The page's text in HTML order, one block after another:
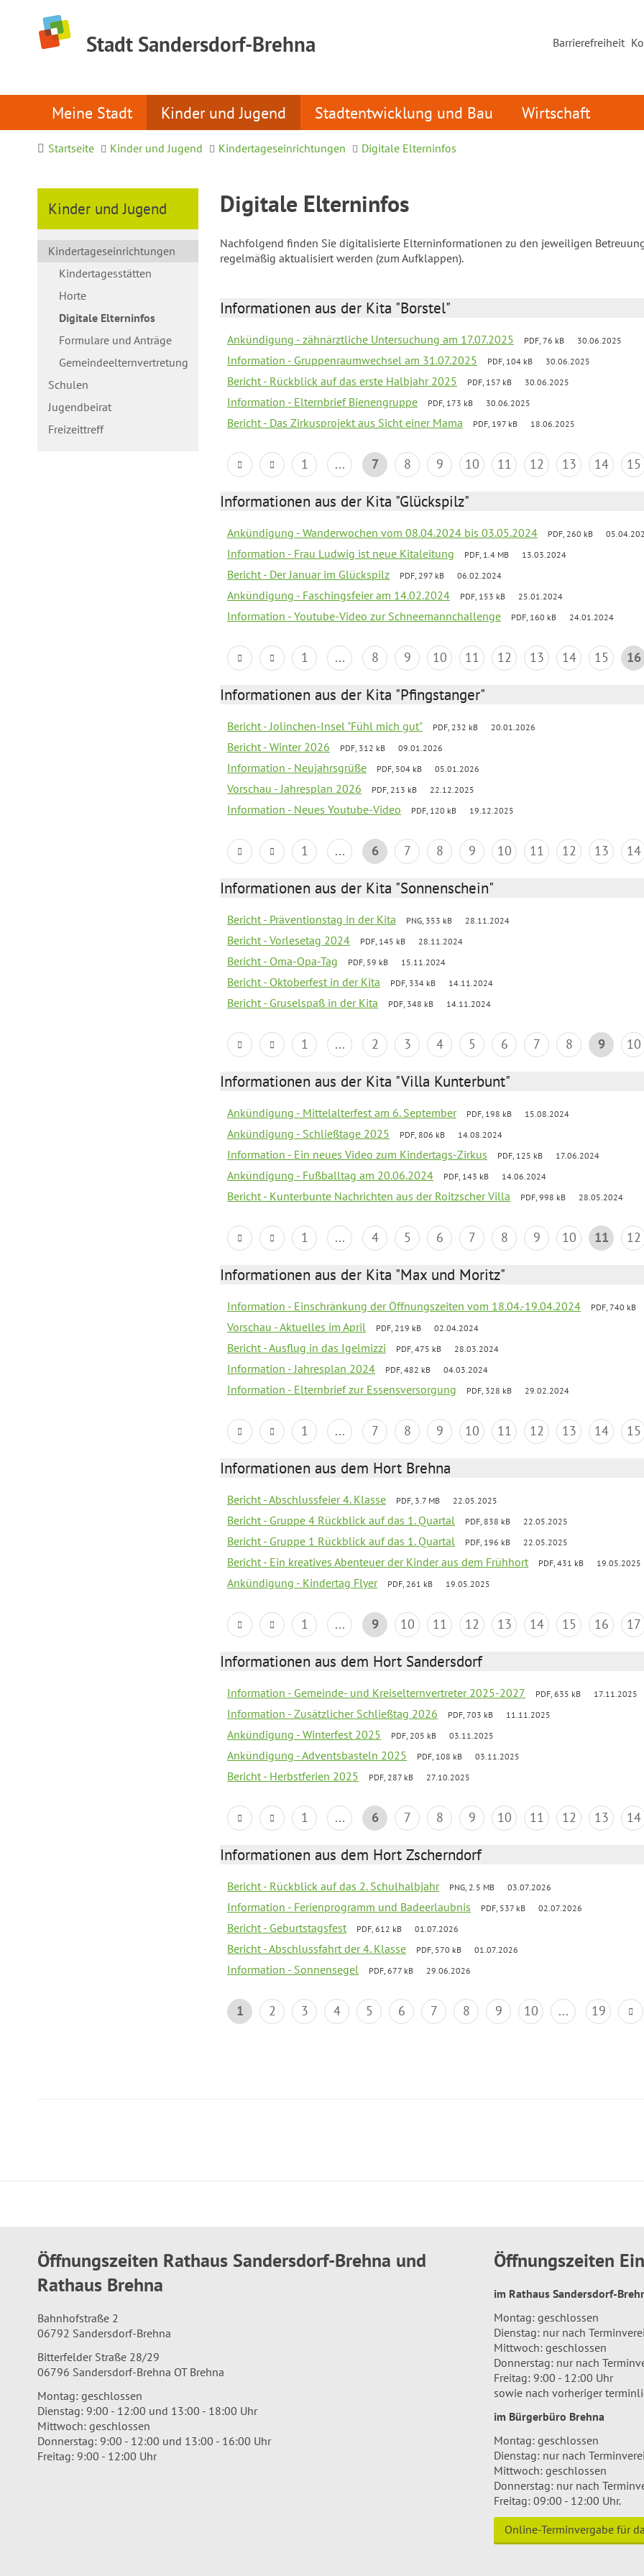
Stadt Sandersdorf-Brehna Barrierefreiheit
Meine Stadt Kinder und Jugend Stadtentwicklung und Bau Wirtschaft
Startseite Kinder und Jugend Kindertageseinrichtungen Digitale Elterninfos
Kinder und Jugend
Kindertageseinrichtungen
Kindertagesstätten
Horte
Digitale Elterninfos
Formulare und Anträge
Gemeindeelternvertretung
Schulen
Jugendbeirat
Freizeittreff
Digitale Elterninfos
Nachfolgend finden Sie digitalisierte Elterninformationen zu den jeweiligen
regelmäßig aktualisiert werden (zum Aufklappen).
Informationen aus der Kita "Borstel"
Ankündigung - zähnärztliche Untersuchung am 17.07.2025 PDF, 76 kB 30.06.2025
Information - Gruppenraumwechsel am 31.07.2025 PDF, 104 kB 30.06.2025
Bericht - Rückblick auf das erste Halbjahr 2025 PDF, 157 kB 30.06.2025
Information - Elternbrief Bienengruppe PDF, 173 kB 30.06.2025
Bericht - Das Zirkusprojekt aus Sicht einer Mama PDF, 197 kB 18.06.2025
1 ... 7 8 9 10 11 12 13 14 15
Informationen aus der Kita "Glückspilz"
Ankündigung - Wanderwochen vom 08.04.2024 bis 03.05.2024 PDF, 260 kB
Information - Frau Ludwig ist neue Kitaleitung PDF, 1.4 MB 13.03.2024
Bericht - Der Januar im Glückspilz PDF, 297 kB 06.02.2024
Ankündigung - Faschingsfeier am 14.02.2024 PDF, 153 kB 25.01.2024
Information - Youtube-Video zur Schneemannchallenge PDF, 160 kB 24.01.2024
1 ... 8 9 10 11 12 13 14 15 16
Informationen aus der Kita "Pfingstanger"
Bericht - Jolinchen-Insel "Fühl mich gut" PDF, 232 kB 20.01.2026
Bericht - Winter 2026 PDF, 312 kB 09.01.2026
Information - Neujahrsgrüße PDF, 504 kB 05.01.2026
Vorschau - Jahresplan 2026 PDF, 213 kB 22.12.2025
Information - Neues Youtube-Video PDF, 120 kB 19.12.2025
1 ... 6 7 8 9 10 11 12 13 14
Informationen aus der Kita "Sonnenschein"
Bericht - Präventionstag in der Kita PNG, 353 kB 28.11.2024
Bericht - Vorlesetag 2024 PDF, 145 kB 28.11.2024
Bericht - Oma-Opa-Tag PDF, 59 kB 15.11.2024
Bericht - Oktoberfest in der Kita PDF, 334 kB 14.11.2024
Bericht - Gruselspaß in der Kita PDF, 348 kB 14.11.2024
1 ... 2 3 4 5 6 7 8 9 10
Informationen aus der Kita "Villa Kunterbunt"
Ankündigung - Mittelalterfest am 6. September PDF, 198 kB 15.08.2024
Ankündigung - Schließtage 2025 PDF, 806 kB 14.08.2024
Information - Ein neues Video zum Kindertags-Zirkus PDF, 125 kB 17.06.2024
Ankündigung - Fußballtag am 20.06.2024 PDF, 143 kB 14.06.2024
Bericht - Kunterbunte Nachrichten aus der Roitzscher Villa PDF, 998 kB 28.05.2024
1 ... 4 5 6 7 8 9 10 11 12
Informationen aus der Kita "Max und Moritz"
Information - Einschränkung der Öffnungszeiten vom 18.04.-19.04.2024 PDF, 740 kB
Vorschau - Aktuelles im April PDF, 219 kB 02.04.2024
Bericht - Ausflug in das Igelmizzi PDF, 475 kB 28.03.2024
Information - Jahresplan 2024 PDF, 482 kB 04.03.2024
Information - Elternbrief zur Essensversorgung PDF, 328 kB 29.02.2024
1 ... 7 8 9 10 11 12 13 14 15
Informationen aus dem Hort Brehna
Bericht - Abschlussfeier 4. Klasse PDF, 3.7 MB 22.05.2025
Bericht - Gruppe 4 Rückblick auf das 1. Quartal PDF, 838 kB 22.05.2025
Bericht - Gruppe 1 Rückblick auf das 1. Quartal PDF, 196 kB 22.05.2025
Bericht - Ein kreatives Abenteuer der Kinder aus dem Frühhort PDF, 431 kB 19.05.2025
Ankündigung - Kindertag Flyer PDF, 261 kB 19.05.2025
1 ... 9 10 11 12 13 14 15 16 17
Informationen aus dem Hort Sandersdorf
Information - Gemeinde- und Kreiselternvertreter 2025-2027 PDF, 635 kB 17.11.2025
Information - Zusätzlicher Schließtag 2026 PDF, 703 kB 11.11.2025
Ankündigung - Winterfest 2025 PDF, 205 kB 03.11.2025
Ankündigung - Adventsbasteln 2025 PDF, 108 kB 03.11.2025
Bericht - Herbstferien 2025 PDF, 287 kB 27.10.2025
1 ... 6 7 8 9 10 11 12 13 14
Informationen aus dem Hort Zscherndorf
Bericht - Rückblick auf das 2. Schulhalbjahr PNG, 2.5 MB 03.07.2026
Information - Ferienprogramm und Badeerlaubnis PDF, 537 kB 02.07.2026
Bericht - Geburtstagsfest PDF, 612 kB 01.07.2026
Bericht - Abschlussfahrt der 4. Klasse PDF, 570 kB 01.07.2026
Information - Sonnensegel PDF, 677 kB 29.06.2026
1 2 3 4 5 6 7 8 9 10 ... 19
Öffnungszeiten Rathaus Sandersdorf-Brehna und
Rathaus Brehna
Bahnhofstraße 2
06792 Sandersdorf-Brehna
Bitterfelder Straße 28/29
06796 Sandersdorf-Brehna OT Brehna
Montag: geschlossen
Dienstag: 9:00 - 12:00 und 13:00 - 18:00 Uhr
Mittwoch: geschlossen
Donnerstag: 9:00 - 12:00 und 13:00 - 16:00 Uhr
Freitag: 9:00 - 12:00 Uhr
Öffnungszeiten
im Rathaus Sandersdorf-
Montag: geschlossen
Dienstag: nur nach
Mittwoch: geschlossen
Donnerstag: nur nach
Freitag: 9:00 - 12:00 Uhr
sowie nach vorheriger
im Bürgerbüro Brehna
Montag: geschlossen
Dienstag: nur nach
Mittwoch: geschlossen
Donnerstag: nur nach
Freitag: 09:00 - 12:00 Uhr.
Online-Terminvergabe für